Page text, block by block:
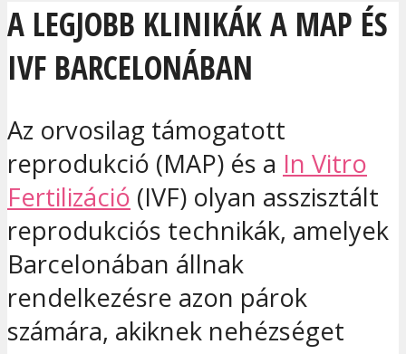
A LEGJOBB KLINIKÁK A MAP ÉS
IVF BARCELONÁBAN
Az orvosilag támogatott
reprodukció (MAP) és a In Vitro
Fertilizáció (IVF) olyan asszisztált
reprodukciós technikák, amelyek
Barcelonában állnak
rendelkezésre azon párok
számára, akiknek nehézséget